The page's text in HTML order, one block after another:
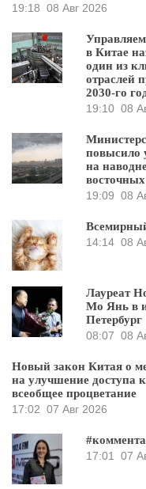
19:18 08 Авг 2026
в Китае
один из
отраслей
2030-го
19:10 08
повысило
на
19:09 08
14:14 08
Лауреат
Мо Янь в
Петербург
08:07 08
Новый закон Китая о
на улучшение доступа
всеобщее процветание
17:02 07 Авг 2026
17:01
07